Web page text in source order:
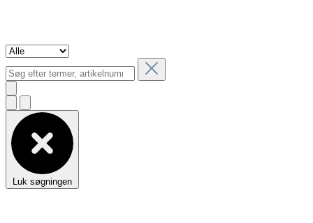
Luk søgningen